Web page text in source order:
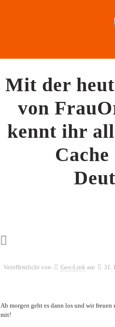
Mit der
von
kennt ihr
Cache
Veröffentlicht von Geo-Link am 31.
Ab morgen geht es dann los und wir
mit!